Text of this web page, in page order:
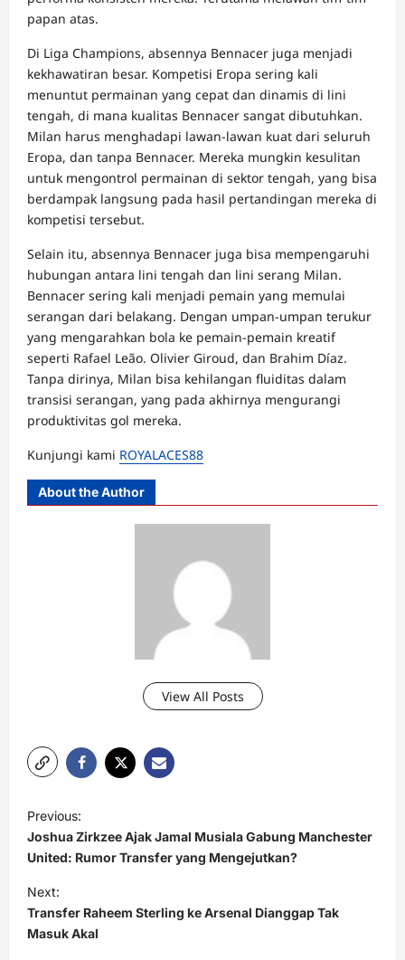
papan atas.
Di Liga Champions, absennya Bennacer juga menjadi
kekhawatiran besar. Kompetisi Eropa sering kali
menuntut permainan yang cepat dan dinamis di lini
tengah, di mana kualitas Bennacer sangat dibutuhkan.
Milan harus menghadapi lawan-lawan kuat dari seluruh
Eropa, dan tanpa Bennacer. Mereka mungkin kesulitan
untuk mengontrol permainan di sektor tengah, yang bisa
berdampak langsung pada hasil pertandingan mereka di
kompetisi tersebut.
Selain itu, absennya Bennacer juga bisa mempengaruhi
hubungan antara lini tengah dan lini serang Milan.
Bennacer sering kali menjadi pemain yang memulai
serangan dari belakang. Dengan umpan-umpan terukur
yang mengarahkan bola ke pemain-pemain kreatif
seperti Rafael Leão. Olivier Giroud, dan Brahim Díaz.
Tanpa dirinya, Milan bisa kehilangan fluiditas dalam
transisi serangan, yang pada akhirnya mengurangi
produktivitas gol mereka.
Kunjungi kami ROYALACES88
About the Author
View All Posts
o
s
t
n
a
Previous:
Joshua Zirkzee Ajak Jamal Musiala Gabung Manchester
United: Rumor Transfer yang Mengejutkan?
Next:
Transfer Raheem Sterling ke Arsenal Dianggap Tak
Masuk Akal